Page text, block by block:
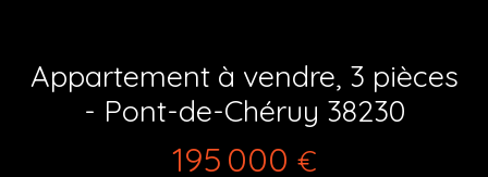
Appartement à vendre, 3 pièces
- Pont-de-Chéruy 38230
195 000 €